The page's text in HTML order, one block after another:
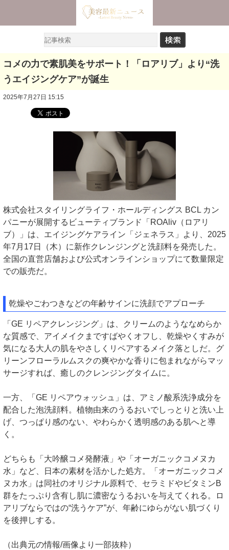
コメの力で素肌美をサポート！「ロアリブ」より“洗
うエイジングケア”が誕生
2025年7月27日 15:15
株式会社スタイリングライフ・ホールディングス BCL カン
パニーが展開するビューティブランド「ROAliv（ロアリ
ブ）」は、エイジングケアライン「ジェネラス」より、2025
年7月17日（木）に新作クレンジングと洗顔料を発売した。
全国の直営店舗および公式オンラインショップにて数量限定
での販売だ。
乾燥やごわつきなどの年齢サインに洗顔でアプローチ
「GE リペアクレンジング」は、クリームのようななめらか
な質感で、アイメイクまですばやくオフし、乾燥やくすみが
気になる大人の肌をやさしくリペアするメイク落としだ。グ
リーンフローラルムスクの爽やかな香りに包まれながらマッ
サージすれば、癒しのクレンジングタイムに。
一方、「GE リペアウォッシュ」は、アミノ酸系洗浄成分を
配合した泡洗顔料。植物由来のうるおいでしっとりと洗い上
げ、つっぱり感のない、やわらかく透明感のある肌へと導
く。
どちらも「大吟醸コメ発酵液」や「オーガニックコメヌカ
水」など、日本の素材を活かした処方。「オーガニックコメ
ヌカ水」は同社のオリジナル原料で、セラミドやビタミンB
群をたっぷり含有し肌に濃密なうるおいを与えてくれる。ロ
アリブならではの“洗うケア”が、年齢にゆらがない肌づくり
を後押しする。
（出典元の情報/画像より一部抜粋）